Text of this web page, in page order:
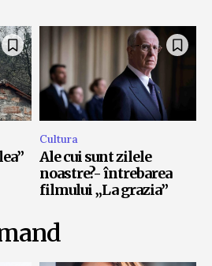
Cultura
Ale cui sunt zilele
noastre?- întrebarea
filmului „La grazia”